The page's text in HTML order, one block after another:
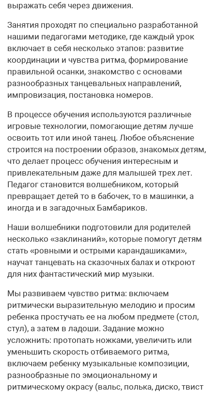
выражать себя через движения.
Занятия проходят по специально разработанной
нашими педагогами методике, где каждый урок
включает в себя несколько этапов: развитие
координации и чувства ритма, формирование
правильной осанки, знакомство с основами
разнообразных танцевальных направлений,
импровизация, постановка номеров.
В процессе обучения используются различные
игровые технологии, помогающие детям лучше
освоить тот или иной танец. Любое объяснение
строится на построении образов, знакомых детям,
что делает процесс обучения интересным и
привлекательным даже для малышей трех лет.
Педагог становится волшебником, который
превращает детей то в бабочек, то в машинки, а
иногда и в загадочных Бамбариков.
Наши волшебники подготовили для родителей
несколько «заклинаний», которые помогут детям
стать «ровными и острыми карандашиками»,
научат танцевать на сказочных балах и откроют
для них фантастический мир музыки.
Мы развиваем чувство ритма: включаем
ритмически выразительную мелодию и просим
ребенка простучать ее на любом предмете (стол,
стул), а затем в ладоши. Задание можно
усложнить: протопать ножками, увеличить или
уменьшить скорость отбиваемого ритма,
включаем ребенку музыкальные композиции,
разнообразные по эмоциональному и
ритмическому окрасу (вальс, полька, диско, твист